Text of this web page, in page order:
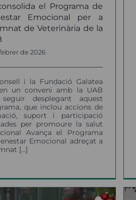
el Programa de
Emocional per a
de Veterinària de la
de 2026
i la Fundació Galatea
un conveni amb la UAB
desplegant aquest
que inclou accions de
suport i participació
per promoure la salut
Avança el Programa
Emocional adreçat a
[...]